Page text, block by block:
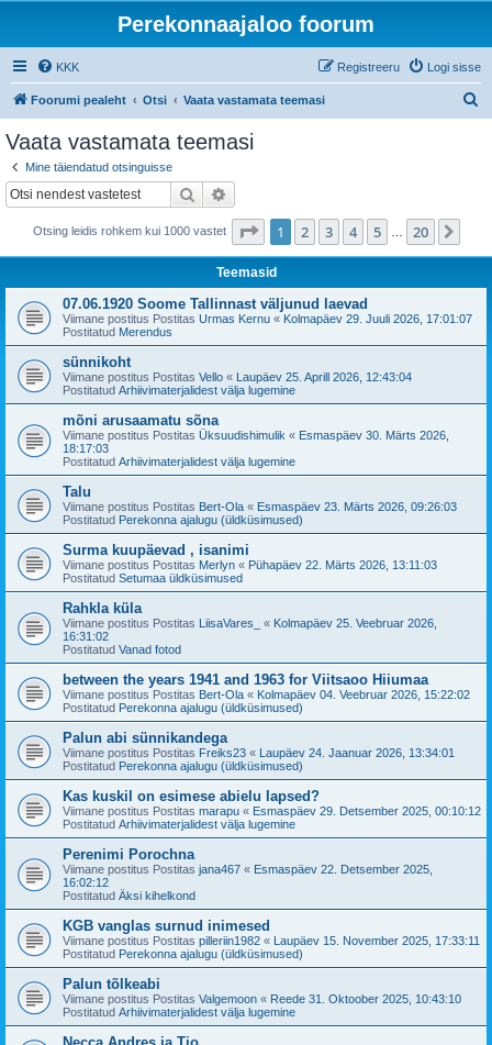
Perekonnaajaloo foorum
KKK Logi sisse
Registreeru
Foorumi pealeht Otsi Vaata vastamata teemasi
Vaata vastamata teemasi
Mine täiendatud otsinguisse
Otsi
Otsing leidis rohkem kui 1000 vastet 1 . leht20 -st
1 2 3 4 5 20
Teemasid
07.06.1920 Soome Tallinnast väljunud laevad
Viimane postitus Postitas Urmas Kernu « Kolmapäev 29. Juuli 2026, 17:01:07
Postitatud Merendus
sünnikoht
Viimane postitus Postitas Vello « Laupäev 25. Aprill 2026, 12:43:04
Postitatud Arhiivimaterjalidest välja lugemine
mõni arusaamatu sõna
Viimane postitus Postitas Üksuudishimulik « Esmaspäev 30. Märts 2026,
18:17:03
Postitatud Arhiivimaterjalidest välja lugemine
Talu
Viimane postitus Postitas Bert-Ola « Esmaspäev 23. Märts 2026, 09:26:03
Postitatud Perekonna ajalugu (üldküsimused)
Surma kuupäevad , isanimi
Viimane postitus Postitas Merlyn « Pühapäev 22. Märts 2026, 13:11:03
Postitatud Setumaa üldküsimused
Rahkla küla
Viimane postitus Postitas LiisaVares_ « Kolmapäev 25. Veebruar 2026,
16:31:02
Postitatud Vanad fotod
between the years 1941 and 1963 for Viitsaoo Hiiumaa
Viimane postitus Postitas Bert-Ola « Kolmapäev 04. Veebruar 2026, 15:22:02
Postitatud Perekonna ajalugu (üldküsimused)
Palun abi sünnikandega
Viimane postitus Postitas Freiks23 « Laupäev 24. Jaanuar 2026, 13:34:01
Postitatud Perekonna ajalugu (üldküsimused)
Kas kuskil on esimese abielu lapsed?
Viimane postitus Postitas marapu « Esmaspäev 29. Detsember 2025, 00:10:12
Postitatud Arhiivimaterjalidest välja lugemine
Perenimi Porochna
Viimane postitus Postitas jana467 « Esmaspäev 22. Detsember 2025,
16:02:12
Postitatud Äksi kihelkond
KGB vanglas surnud inimesed
Viimane postitus Postitas pilleriin1982 « Laupäev 15. November 2025, 17:33:11
Postitatud Perekonna ajalugu (üldküsimused)
Palun tõlkeabi
Viimane postitus Postitas Valgemoon « Reede 31. Oktoober 2025, 10:43:10
Postitatud Arhiivimaterjalidest välja lugemine
Necca Andres ja Tio